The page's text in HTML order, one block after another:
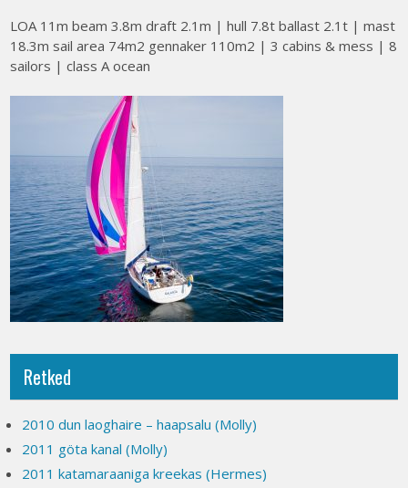
LOA 11m beam 3.8m draft 2.1m | hull 7.8t ballast 2.1t | mast
18.3m sail area 74m2 gennaker 110m2 | 3 cabins & mess | 8
sailors | class A ocean
Retked
2010 dun laoghaire – haapsalu (Molly)
2011 göta kanal (Molly)
2011 katamaraaniga kreekas (Hermes)